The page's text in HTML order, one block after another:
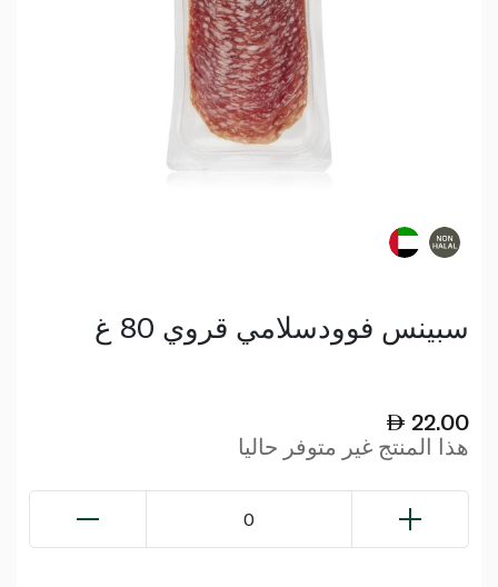
سبينس فوودسلامي قروي 80 غ
22.00
هذا المنتج غير متوفر حاليا
0